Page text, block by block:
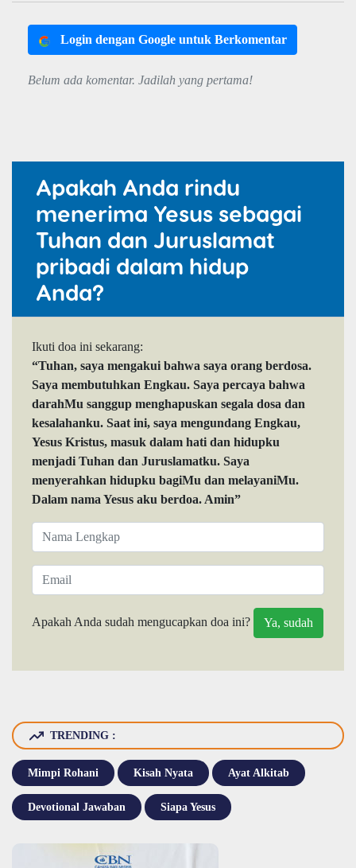
Login dengan Google untuk Berkomentar
Belum ada komentar. Jadilah yang pertama!
Apakah Anda rindu
menerima Yesus sebagai
Tuhan dan Juruslamat
pribadi dalam hidup
Anda?
Ikuti doa ini sekarang:
“Tuhan, saya mengakui bahwa saya orang berdosa.
Saya membutuhkan Engkau. Saya percaya bahwa
darahMu sanggup menghapuskan segala dosa dan
kesalahanku. Saat ini, saya mengundang Engkau,
Yesus Kristus, masuk dalam hati dan hidupku
menjadi Tuhan dan Juruslamatku. Saya
menyerahkan hidupku bagiMu dan melayaniMu.
Dalam nama Yesus aku berdoa. Amin”
Apakah Anda sudah mengucapkan doa ini?
TRENDING :
Mimpi Rohani Kisah Nyata Ayat Alkitab
Devotional Jawaban Siapa Yesus